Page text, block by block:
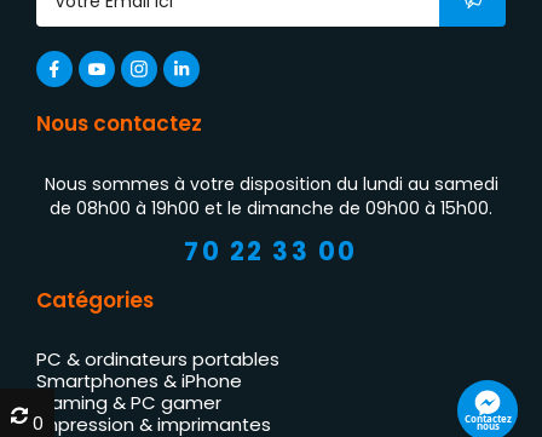
Nous contactez
Nous sommes à votre disposition du lundi au samedi
de 08h00 à 19h00 et le dimanche de 09h00 à 15h00.
70 22 33 00
Catégories
PC & ordinateurs portables
Smartphones & iPhone
Gaming & PC gamer
Impression & imprimantes
Contactez
nous
0
0